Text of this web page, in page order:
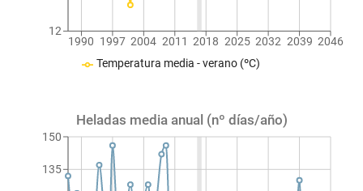
1990 1997 2004 2011 2018 2025 2032 2039 2046
12
Temperatura media - verano (ºC)
Heladas media anual (nº días/año)
135
150